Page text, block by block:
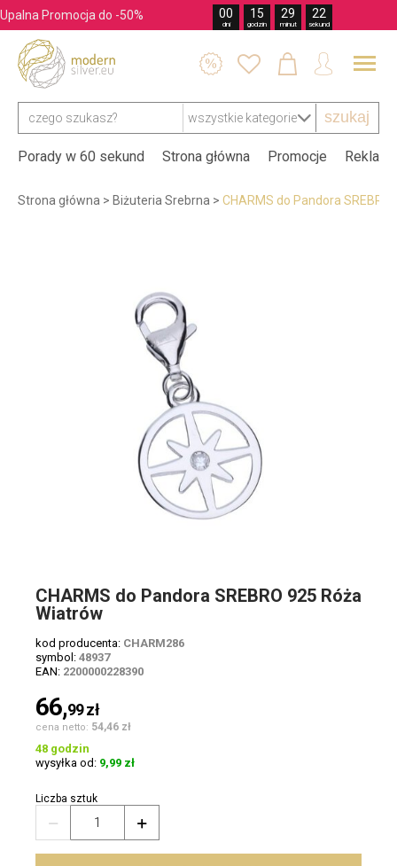
Upalna Promocja do -50% 00
dni
15
godzin
29
minut
21
sekund
szukaj
   
Porady w 60 sekund Strona główna Promocje
Strona główna > Biżuteria Srebrna > CHARMS do Pandora
CHARMS do Pandora SREBRO 925 Róża
Wiatrów
kod producenta: CHARM286
symbol: 48937
EAN: 2200000228390
66,99zł
cena netto: 54,46 zł
48 godzin
wysyłka od: 9,99 zł
Liczba sztuk
 